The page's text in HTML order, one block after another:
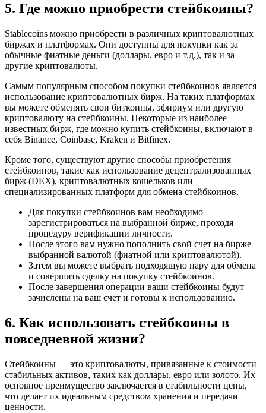
5. Где можно приобрести стейбкоины?
Stablecoins можно приобрести в различных криптовалютных
биржах и платформах. Они доступны для покупки как за
обычные фиатные деньги (доллары, евро и т.д.), так и за
другие криптовалюты.
Самым популярным способом покупки стейбкоинов является
использование криптовалютных бирж. На таких платформах
вы можете обменять свои биткоины, эфириум или другую
криптовалюту на стейбкоины. Некоторые из наиболее
известных бирж, где можно купить стейбкоины, включают в
себя Binance, Coinbase, Kraken и Bitfinex.
Кроме того, существуют другие способы приобретения
стейбкоинов, такие как использование децентрализованных
бирж (DEX), криптовалютных кошельков или
специализированных платформ для обмена стейбкоинов.
Для покупки стейбкоинов вам необходимо
зарегистрироваться на выбранной бирже, проходя
процедуру верификации личности.
После этого вам нужно пополнить свой счет на бирже
выбранной валютой (фиатной или криптовалютой).
Затем вы можете выбрать подходящую пару для обмена
и совершить сделку на покупку стейбкоинов.
После завершения операции ваши стейбкоины будут
зачислены на ваш счет и готовы к использованию.
6. Как использовать стейбкоины в
повседневной жизни?
Стейбкоины — это криптовалюты, привязанные к стоимости
стабильных активов, таких как доллары, евро или золото. Их
основное преимущество заключается в стабильности цены,
что делает их идеальным средством хранения и передачи
ценности.